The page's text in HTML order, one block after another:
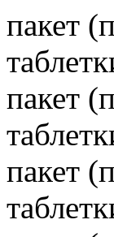
пакет
пакет
пакет